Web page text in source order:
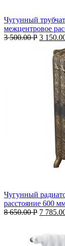
Чугунный
межцентровое
3 500.00Р 3
Чугунный
расстояние 600
8 650.00Р 7